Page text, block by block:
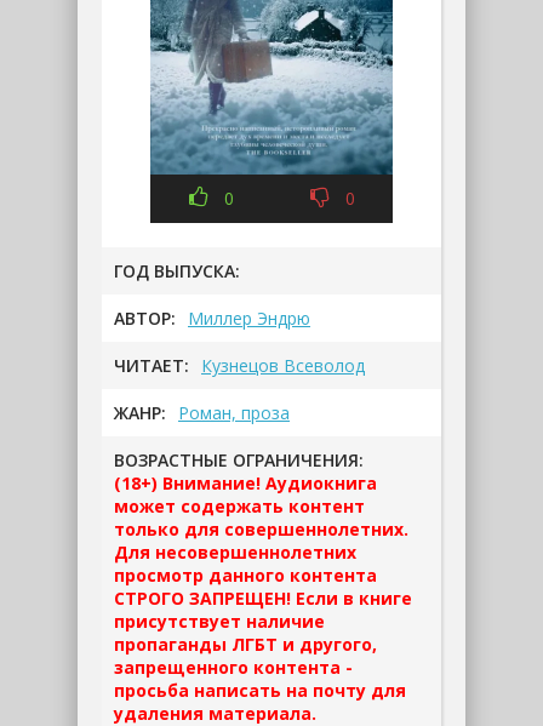
0 0
ГОД ВЫПУСКА:
АВТОР: Миллер Эндрю
ЧИТАЕТ: Кузнецов Всеволод
ЖАНР: Роман, проза
ВОЗРАСТНЫЕ ОГРАНИЧЕНИЯ:
(18+) Внимание! Аудиокнига
может содержать контент
только для совершеннолетних.
Для несовершеннолетних
просмотр данного контента
СТРОГО ЗАПРЕЩЕН! Если в книге
присутствует наличие
пропаганды ЛГБТ и другого,
запрещенного контента -
просьба написать на почту для
удаления материала.